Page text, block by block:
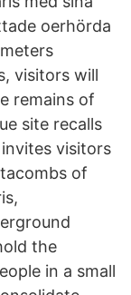
oerhörda
visitors will
remains of
site recalls
visitors
of
the
in a small